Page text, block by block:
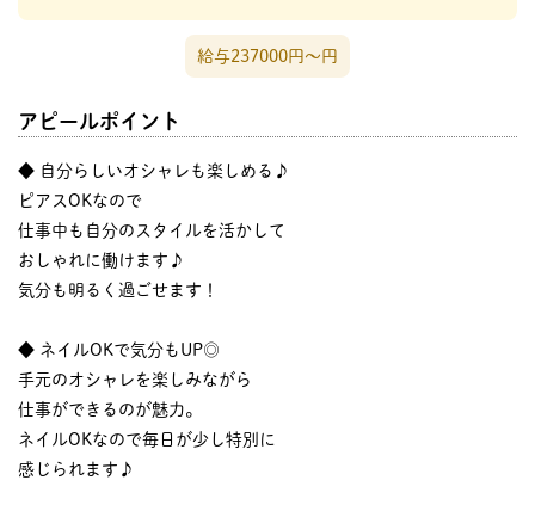
給与237000円〜円
アピールポイント
◆ 自分らしいオシャレも楽しめる♪
ピアスOKなので
仕事中も自分のスタイルを活かして
おしゃれに働けます♪
気分も明るく過ごせます！
◆ ネイルOKで気分もUP◎
手元のオシャレを楽しみながら
仕事ができるのが魅力。
ネイルOKなので毎日が少し特別に
感じられます♪